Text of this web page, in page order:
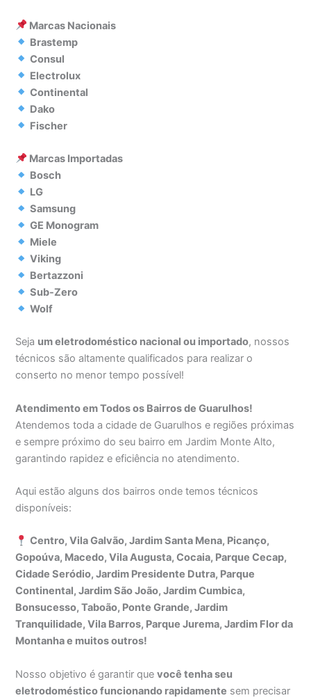
Marcas Nacionais
Brastemp
Consul
Electrolux
Continental
Dako
Fischer
Marcas Importadas
Bosch
LG
Samsung
GE Monogram
Miele
Viking
Bertazzoni
Sub-Zero
Wolf
Seja um eletrodoméstico nacional ou importado, nossos
técnicos são altamente qualificados para realizar o
conserto no menor tempo possível!
Atendimento em Todos os Bairros de Guarulhos!
Atendemos toda a cidade de Guarulhos e regiões próximas
e sempre próximo do seu bairro em Jardim Monte Alto,
garantindo rapidez e eficiência no atendimento.
Aqui estão alguns dos bairros onde temos técnicos
disponíveis:
Centro, Vila Galvão, Jardim Santa Mena, Picanço,
Gopoúva, Macedo, Vila Augusta, Cocaia, Parque Cecap,
Cidade Seródio, Jardim Presidente Dutra, Parque
Continental, Jardim São João, Jardim Cumbica,
Bonsucesso, Taboão, Ponte Grande, Jardim
Tranquilidade, Vila Barros, Parque Jurema, Jardim Flor da
Montanha e muitos outros!
Nosso objetivo é garantir quevocê tenha seu
eletrodoméstico funcionando rapidamente sem precisar